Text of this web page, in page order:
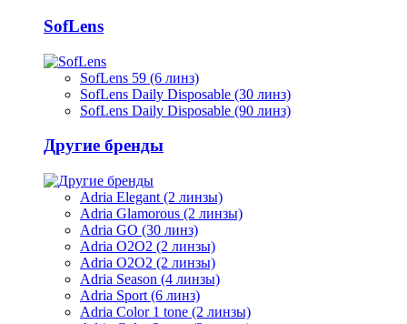
SofLens
SofLens 59 (6 линз)
SofLens Daily Disposable (30 линз)
SofLens Daily Disposable (90 линз)
Другие бренды
Adria Elegant (2 линзы)
Adria Glamorous (2 линзы)
Adria GO (30 линз)
Adria O2O2 (2 линзы)
Adria O2O2 (2 линзы)
Adria Season (4 линзы)
Adria Sport (6 линз)
Adria Сolor 1 tone (2 линзы)